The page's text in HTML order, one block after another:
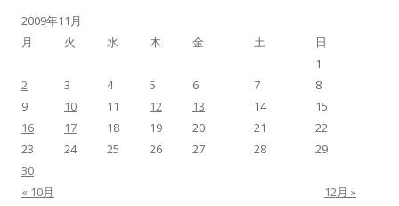
2009年11月
月
火 水 木 金 土 日
« 10月 12月 »
1
2
3 4 5 6 7
8
9
10 11 12 13 14
15
16
17 18 19 20 21
22
23
24 25 26 27 28
29
30